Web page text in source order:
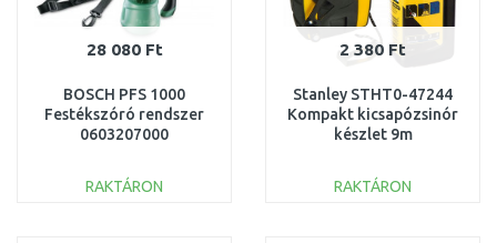
28 080 Ft
BOSCH PFS 1000
Festékszóró rendszer
0603207000
RAKTÁRON
2 380 Ft
Stanley STHT0-47244
Kompakt kicsapózsinór
készlet 9m
RAKTÁRON